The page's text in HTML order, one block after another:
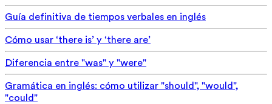
Guía definitiva de tiempos verbales en inglés
Cómo usar ‘there is’ y ‘there are’
Diferencia entre "was" y "were"
Gramática en inglés: cómo utilizar "should", "would",
"could"